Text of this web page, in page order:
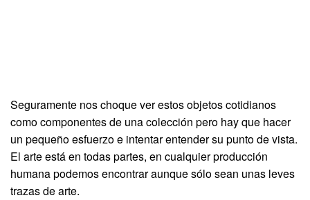
Seguramente nos choque ver estos objetos cotidianos
como componentes de una colección pero hay que hacer
un pequeño esfuerzo e intentar entender su punto de vista.
El arte está en todas partes, en cualquier producción
humana podemos encontrar aunque sólo sean unas leves
trazas de arte.